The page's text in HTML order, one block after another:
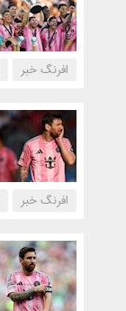
افرنگ خبر
افرنگ خبر